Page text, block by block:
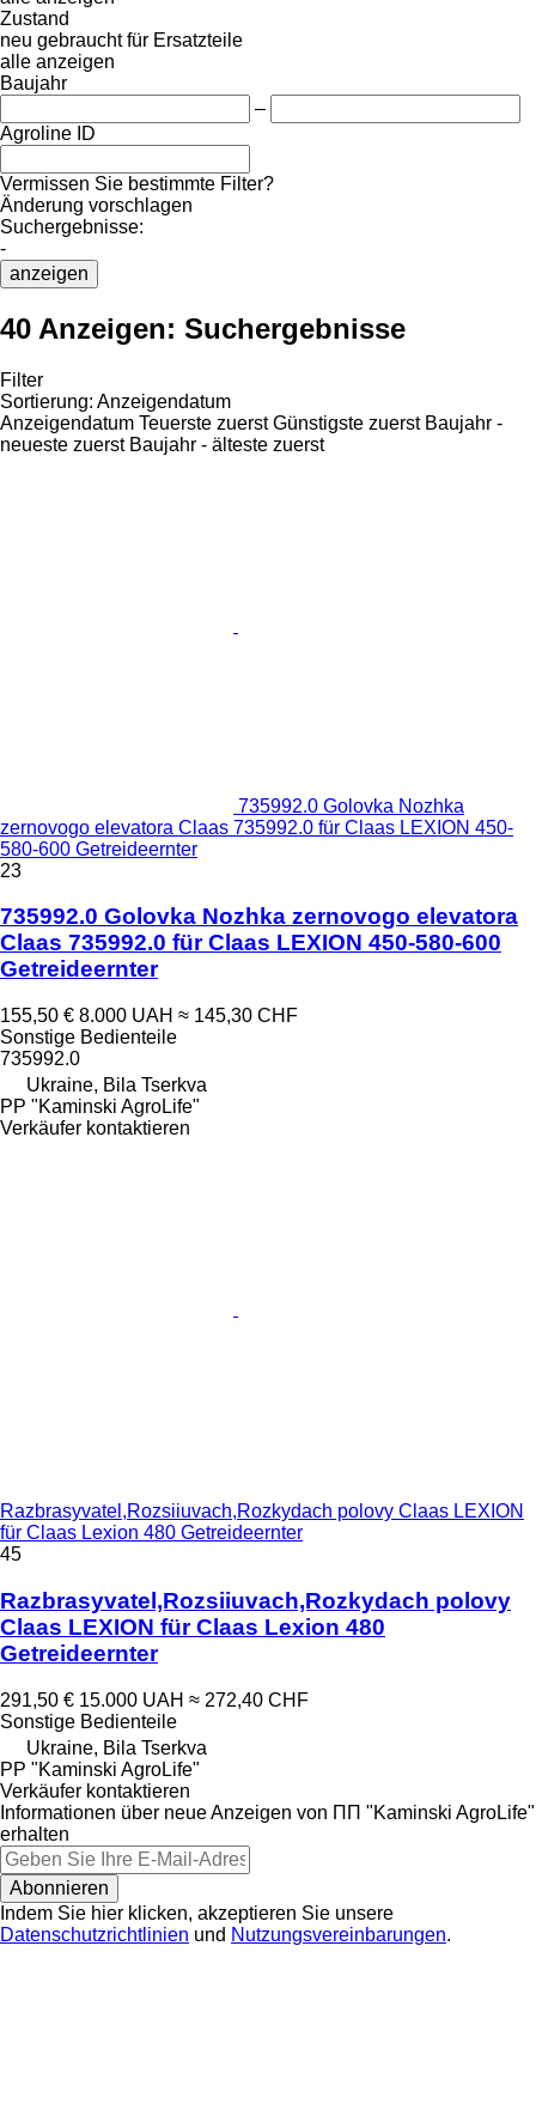
Zustand
neu gebraucht für Ersatzteile
alle anzeigen
Baujahr
–
Agroline ID
Vermissen Sie bestimmte Filter?
Änderung vorschlagen
Suchergebnisse:
-
anzeigen
40 Anzeigen: Suchergebnisse
Filter
Sortierung: Anzeigendatum
Anzeigendatum Teuerste zuerst Günstigste zuerst Baujahr -
neueste zuerst Baujahr - älteste zuerst
735992.0 Golovka Nozhka
zernovogo elevatora Claas 735992.0 für Claas LEXION 450-
580-600 Getreideernter
23
735992.0 Golovka Nozhka zernovogo elevatora
Claas 735992.0 für Claas LEXION 450-580-600
Getreideernter
155,50 € 8.000 UAH ≈ 145,30 CHF
Sonstige Bedienteile
735992.0
Ukraine, Bila Tserkva
PP "Kaminski AgroLife"
Verkäufer kontaktieren
Razbrasyvatel,Rozsiiuvach,Rozkydach polovy Claas LEXION
für Claas Lexion 480 Getreideernter
45
Razbrasyvatel,Rozsiiuvach,Rozkydach polovy
Claas LEXION für Claas Lexion 480
Getreideernter
291,50 € 15.000 UAH ≈ 272,40 CHF
Sonstige Bedienteile
Ukraine, Bila Tserkva
PP "Kaminski AgroLife"
Verkäufer kontaktieren
Informationen über neue Anzeigen von ПП "Kaminski AgroLife"
erhalten
Abonnieren
Indem Sie hier klicken, akzeptieren Sie unsere
Datenschutzrichtlinien und Nutzungsvereinbarungen.